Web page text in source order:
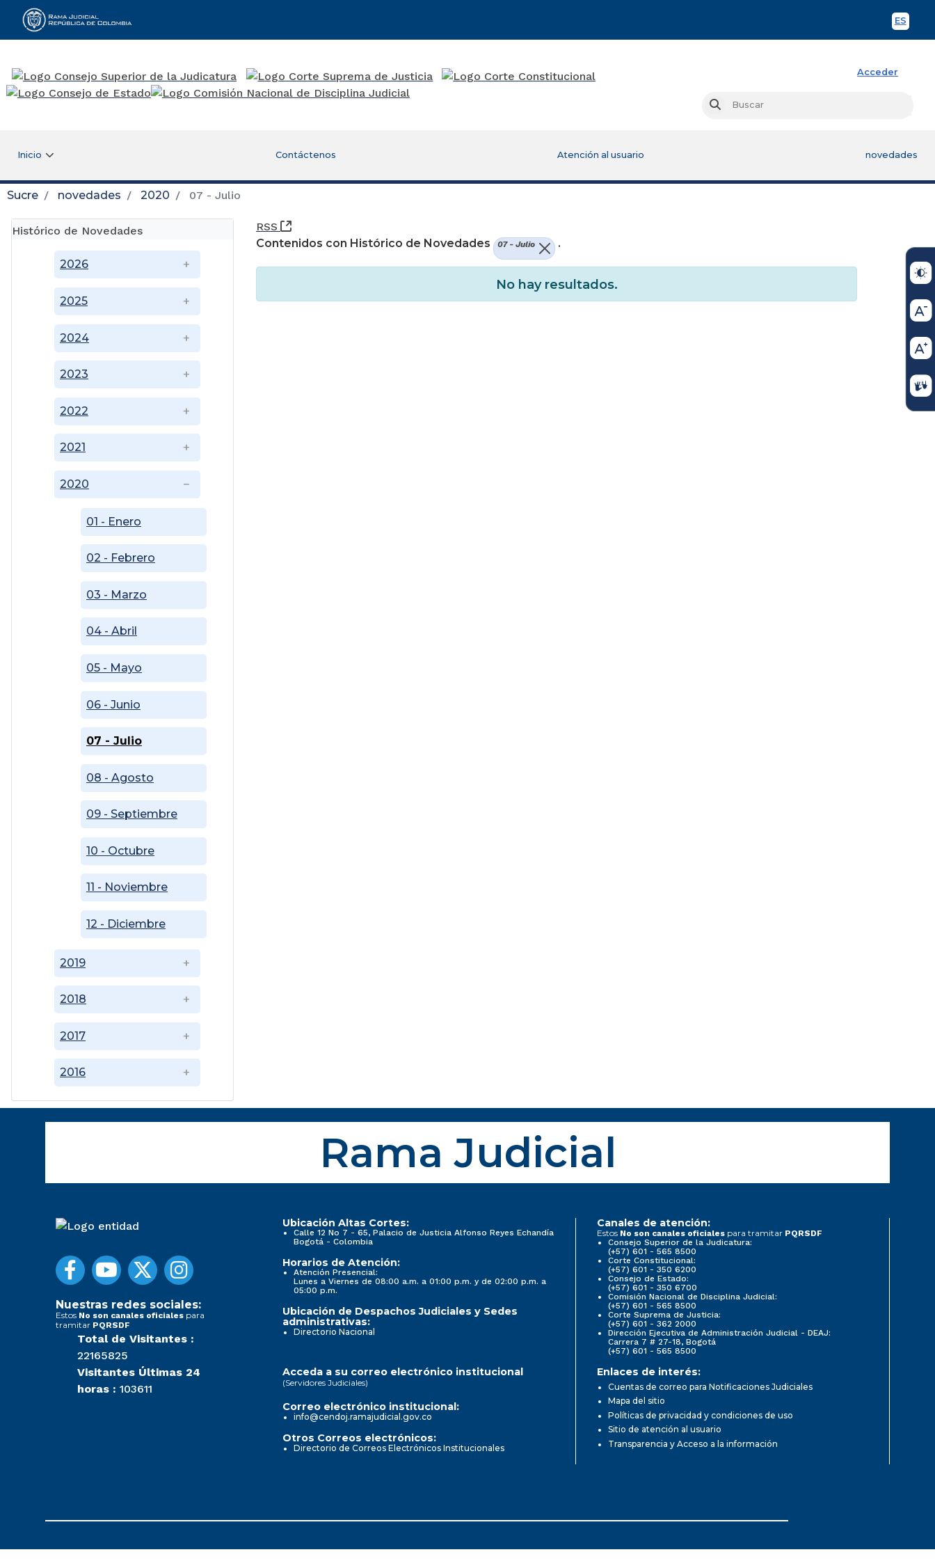
ES
Rama Judicial
Acceder
Buscar
Inicio Contáctenos Atención al usuario novedades
Sucre novedades 2020 07 - Julio
Histórico de Novedades
2016
2017
2018
2019
2020
01 - Enero
02 - Febrero
03 - Marzo
04 - Abril
05 - Mayo
06 - Junio
07 - Julio
08 - Agosto
09 - Septiembre
10 - Octubre
11 - Noviembre
12 - Diciembre
2021
2022
2023
2024
2025
2026
RSS
(Abre una nueva ventana)
Contenidos con Histórico de Novedades
07 - Julio .
No hay resultados.
Rama Judicial
Nuestras redes sociales:
Estos No son canales oficiales para
tramitar PQRSDF
Total de Visitantes :
22165825
Visitantes Últimas 24
horas : 103611
Ubicación Altas Cortes:
Calle 12 No 7 - 65, Palacio de Justicia Alfonso Reyes Echandía
Bogotá - Colombia
Horarios de Atención:
Atención Presencial:
Lunes a Viernes de 08:00 a.m. a 01:00 p.m. y de 02:00 p.m. a
05:00 p.m.
Ubicación de Despachos Judiciales y Sedes
administrativas:
Directorio Nacional
Canales de atención:
Estos No son canales oficiales para tramitar PQRSDF
Consejo Superior de la Judicatura:
(+57) 601 - 565 8500
Corte Constitucional:
(+57) 601 - 350 6200
Consejo de Estado:
(+57) 601 - 350 6700
Comisión Nacional de Disciplina Judicial:
(+57) 601 - 565 8500
Corte Suprema de Justicia:
(+57) 601 - 362 2000
Dirección Ejecutiva de Administración Judicial - DEAJ:
Carrera 7 # 27-18, Bogotá
(+57) 601 - 565 8500
Acceda a su correo electrónico institucional
(Servidores Judiciales)
Correo electrónico institucional:
info@cendoj.ramajudicial.gov.co
Otros Correos electrónicos:
Directorio de Correos Electrónicos Institucionales
Enlaces de interés:
Cuentas de correo para Notificaciones Judiciales
Mapa del sitio
Políticas de privacidad y condiciones de uso
Sitio de atención al usuario
Transparencia y Acceso a la información